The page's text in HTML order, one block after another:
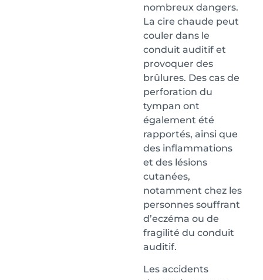
nombreux dangers.
La cire chaude peut
couler dans le
conduit auditif et
provoquer des
brûlures. Des cas de
perforation du
tympan ont
également été
rapportés, ainsi que
des inflammations
et des lésions
cutanées,
notamment chez les
personnes souffrant
d’eczéma ou de
fragilité du conduit
auditif.
Les accidents